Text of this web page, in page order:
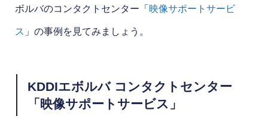
ボルバのコンタクトセンター「 映像サポートサービ
ス 」の事例を見てみましょう。
KDDIエボルバ コンタクトセンター
「映像サポートサービス」